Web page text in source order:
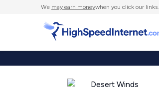
We may earn moneywhen you click our links.